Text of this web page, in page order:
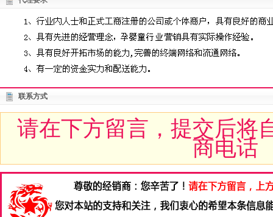
联系方式
请在下方留言，提交后将
商电话